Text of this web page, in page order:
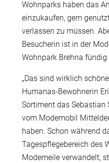
Wohnparks haben das
einzukaufen, gern
verlassen zu müssen.
Besucherin ist in der
Wohnpark Brehna fündig
„Das sind wirklich
Humanas-Bewohnerin
Sortiment das Sebastian
vom Modemobil
haben. Schon während
Tagespflegebereich des
Modemeile verwandelt,